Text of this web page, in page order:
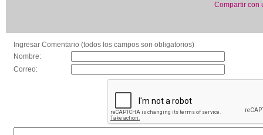
Compartir con
Ingresar Comentario (todos los campos son obligatorios)
Nombre:
Correo: